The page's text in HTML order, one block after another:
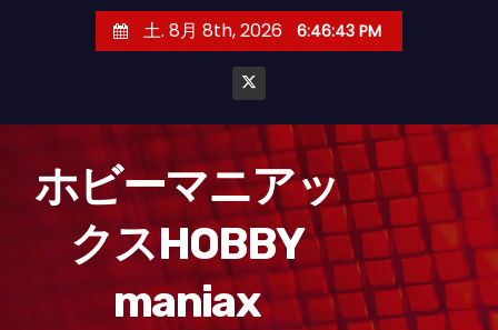
土. 8月 8th, 2026 6:46:43 PM
ホビーマニアッ
クスHOBBY
maniax